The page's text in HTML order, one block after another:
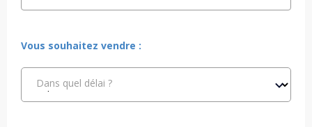
Vous souhaitez vendre :
Dans quel délai ?